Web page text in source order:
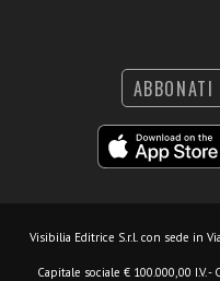
ABBONATI
Visibilia Editrice S.r.l. con sede in
Capitale sociale € 100.000,00 I.V. -